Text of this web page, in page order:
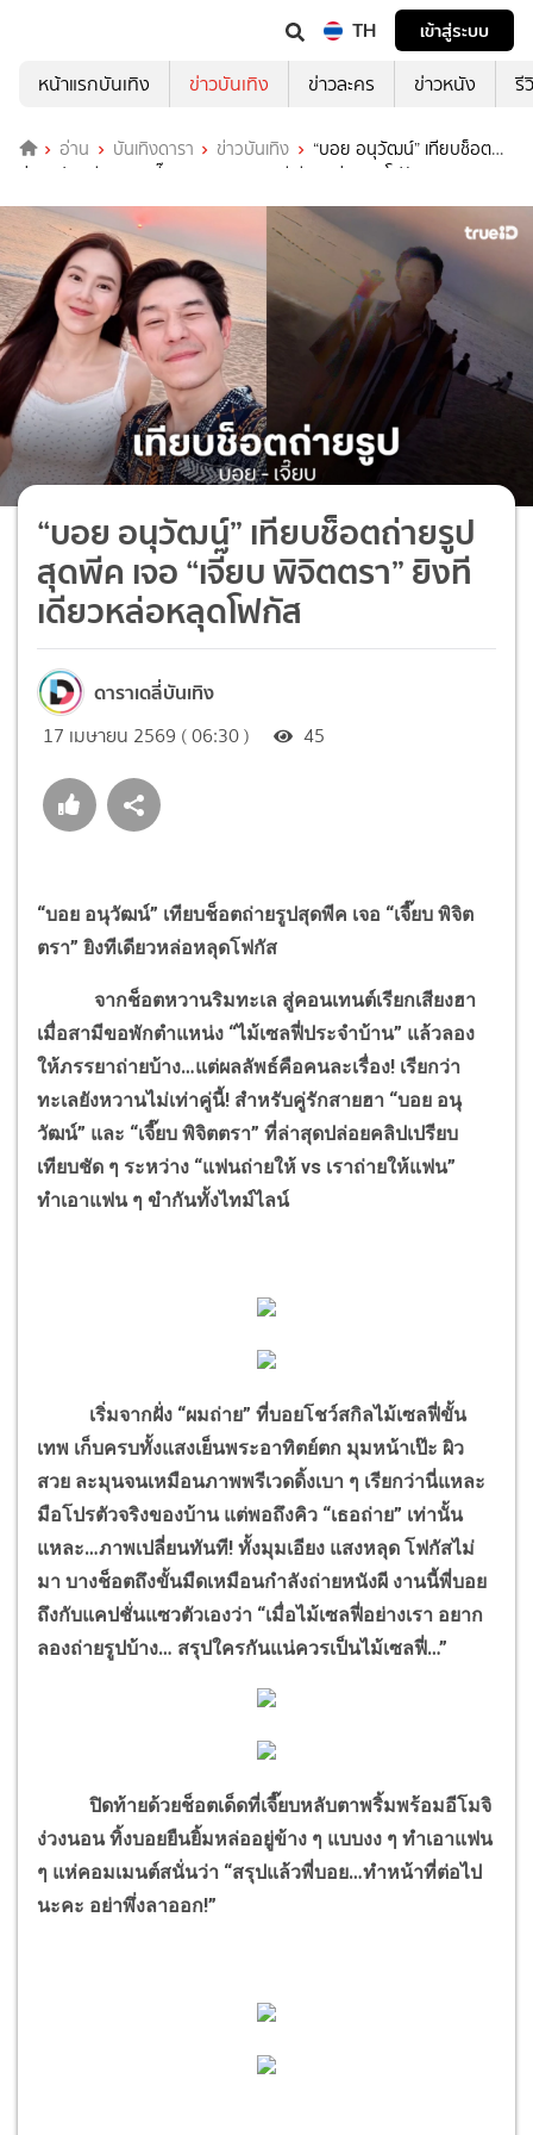
TH
เข้าสู่ระบบ
หน้าแรกบันเทิง
ข่าวบันเทิง ข่าวละคร ข่าวหนัง รี
อ่าน บันเทิงดารา ข่าวบันเทิง
“บอย อนุวัฒน์” เทียบช็อต
ถ่ายรูปสุดพีค เจอ “เจี๊ยบ พิจิตตรา” ยิงทีเดียวหล่อหลุดโฟกัส
“บอย อนุวัฒน์” เทียบช็อตถ่ายรูป
สุดพีค เจอ “เจี๊ยบ พิจิตตรา” ยิงที
เดียวหล่อหลุดโฟกัส
ดาราเดลี่บันเทิง
17 เมษายน 2569 ( 06:30 ) 45
“บอย อนุวัฒน์” เทียบช็อตถ่ายรูปสุดพีค เจอ “เจี๊ยบ พิจิต
ตรา” ยิงทีเดียวหล่อหลุดโฟกัส
จากช็อตหวานริมทะเล สู่คอนเทนต์เรียกเสียงฮา
เมื่อสามีขอพักตำแหน่ง “ไม้เซลฟี่ประจำบ้าน” แล้วลอง
ให้ภรรยาถ่ายบ้าง…แต่ผลลัพธ์คือคนละเรื่อง! เรียกว่า
ทะเลยังหวานไม่เท่าคู่นี้! สำหรับคู่รักสายฮา “บอย อนุ
วัฒน์” และ “เจี๊ยบ พิจิตตรา” ที่ล่าสุดปล่อยคลิปเปรียบ
เทียบชัด ๆ ระหว่าง “แฟนถ่ายให้ vs เราถ่ายให้แฟน”
ทำเอาแฟน ๆ ขำกันทั้งไทม์ไลน์
เริ่มจากฝั่ง “ผมถ่าย” ที่บอยโชว์สกิลไม้เซลฟี่ขั้น
เทพ เก็บครบทั้งแสงเย็นพระอาทิตย์ตก มุมหน้าเป๊ะ ผิว
สวย ละมุนจนเหมือนภาพพรีเวดดิ้งเบา ๆ เรียกว่านี่แหละ
มือโปรตัวจริงของบ้าน แต่พอถึงคิว “เธอถ่าย” เท่านั้น
แหละ…ภาพเปลี่ยนทันที! ทั้งมุมเอียง แสงหลุด โฟกัสไม่
มา บางช็อตถึงขั้นมืดเหมือนกำลังถ่ายหนังผี งานนี้พี่บอย
ถึงกับแคปชั่นแซวตัวเองว่า “เมื่อไม้เซลฟี่อย่างเรา อยาก
ลองถ่ายรูปบ้าง… สรุปใครกันแน่ควรเป็นไม้เซลฟี่…”
ปิดท้ายด้วยช็อตเด็ดที่เจี๊ยบหลับตาพริ้มพร้อมอีโมจิ
ง่วงนอน ทิ้งบอยยืนยิ้มหล่ออยู่ข้าง ๆ แบบงง ๆ ทำเอาแฟน
ๆ แห่คอมเมนต์สนั่นว่า “สรุปแล้วพี่บอย…ทำหน้าที่ต่อไป
นะคะ อย่าพึ่งลาออก!”